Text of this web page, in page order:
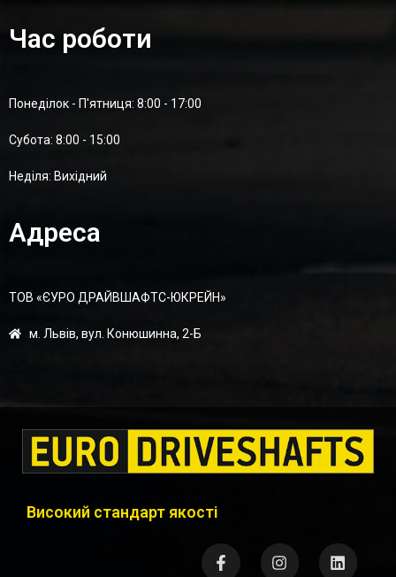
Час роботи
Понеділок - П'ятниця: 8:00 - 17:00
Суботa: 8:00 - 15:00
Неділя: Вихідний
Адреса
ТОВ «ЄУРО ДРАЙВШАФТC-ЮКРЕЙН»
м. Львів, вул. Конюшинна, 2-Б
Високий стандарт якості